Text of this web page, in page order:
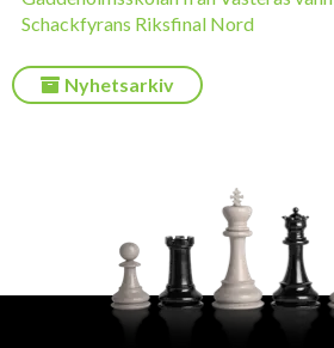
Schackfyrans Riksfinal Nord
Nyhetsarkiv